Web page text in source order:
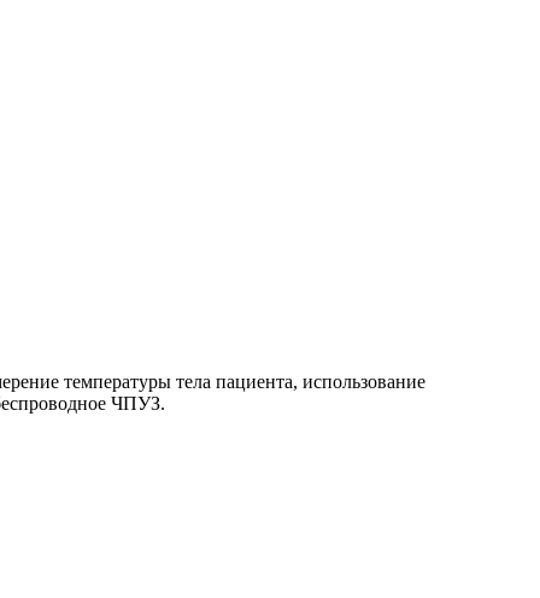
температуры тела пациента, использование
ЧПУЗ.